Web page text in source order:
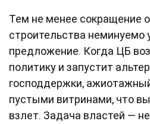
Тем не менее сокращение
строительства неминуемо
предложение. Когда ЦБ
политику и запустит
господдержки,
пустыми витринами, что
взлет. Задача властей —